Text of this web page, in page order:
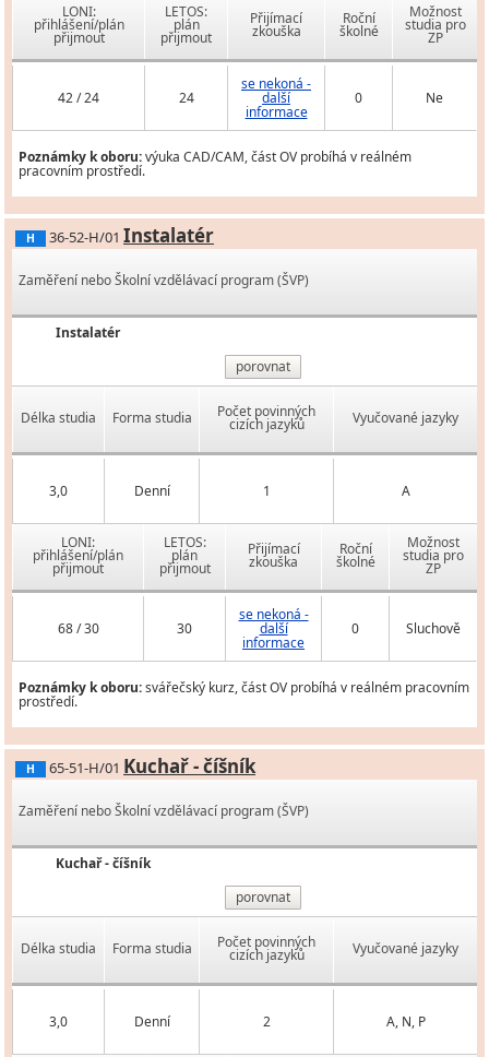
LONI:
přihlášení/plán
přijmout
LETOS:
plán
přijmout
Přijímací
zkouška
Roční
školné
Možnost
studia pro
ZP
42 / 24 24
se nekoná -
další
informace
0 Ne
Poznámky k oboru:výuka CAD/CAM, část OV probíhá v reálném
pracovním prostředí.
H 36-52-H/01 Instalatér
Zaměření nebo Školní vzdělávací program (ŠVP)
Instalatér
porovnat
Délka studia Forma studia Počet povinných
cizích jazyků Vyučované jazyky
3,0 Denní 1 A
LONI:
přihlášení/plán
přijmout
LETOS:
plán
přijmout
Přijímací
zkouška
Roční
školné
Možnost
studia pro
ZP
68 / 30 30
se nekoná -
další
informace
0 Sluchově
Poznámky k oboru:svářečský kurz, část OV probíhá v reálném pracovním
prostředí.
H 65-51-H/01 Kuchař - číšník
Zaměření nebo Školní vzdělávací program (ŠVP)
Kuchař - číšník
porovnat
Délka studia Forma studia Počet povinných
cizích jazyků Vyučované jazyky
3,0 Denní 2 A, N, P